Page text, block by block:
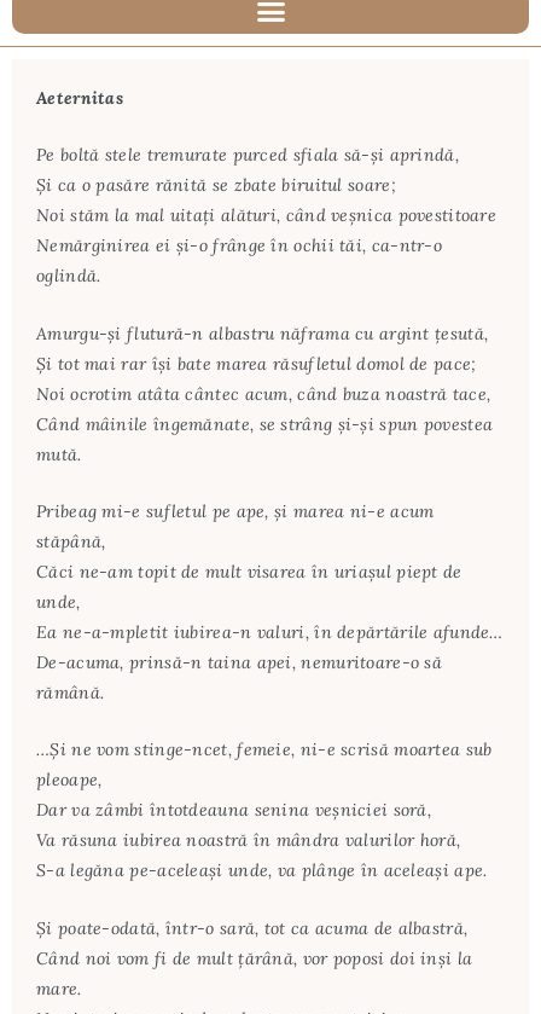
Aeternitas
Pe boltă stele tremurate purced sfiala să-şi aprindă,
Şi ca o pasăre rănită se zbate biruitul soare;
Noi stăm la mal uitaţi alături, când veşnica povestitoare
Nemărginirea ei şi-o frânge în ochii tăi, ca-ntr-o
oglindă.
Amurgu-şi flutură-n albastru năframa cu argint ţesută,
Şi tot mai rar îşi bate marea răsufletul domol de pace;
Noi ocrotim atâta cântec acum, când buza noastră tace,
Când mâinile îngemănate, se strâng şi-şi spun povestea
mută.
Pribeag mi-e sufletul pe ape, şi marea ni-e acum
stăpână,
Căci ne-am topit de mult visarea în uriaşul piept de
unde,
Ea ne-a-mpletit iubirea-n valuri, în depărtările afunde…
De-acuma, prinsă-n taina apei, nemuritoare-o să
rămână.
…Şi ne vom stinge-ncet, femeie, ni-e scrisă moartea sub
pleoape,
Dar va zâmbi întotdeauna senina veşniciei soră,
Va răsuna iubirea noastră în mândra valurilor horă,
S-a legăna pe-aceleaşi unde, va plânge în aceleaşi ape.
Şi poate-odată, într-o sară, tot ca acuma de albastră,
Când noi vom fi de mult ţărână, vor poposi doi inşi la
mare.